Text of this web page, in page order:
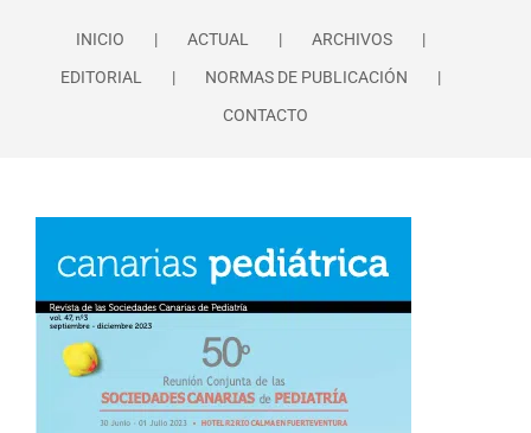
INICIO ACTUAL
ARCHIVOS
EDITORIAL
NORMAS DE PUBLICACIÓN
CONTACTO